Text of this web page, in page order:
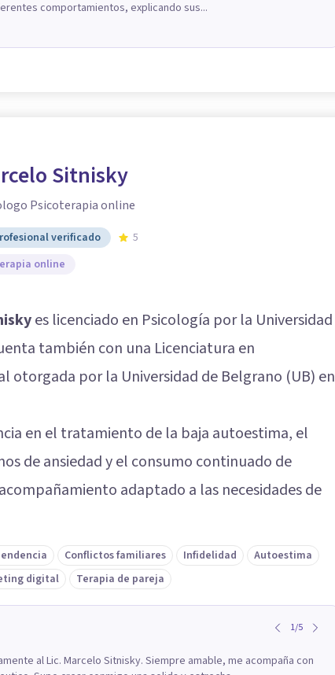
comportamientos, explicando sus...
Sitnisky
Psicoterapia online
verificado
5
online
es licenciado en Psicología por la Universidad
también con una Licenciatura en
otorgada por la Universidad de Belgrano (UB) en
en el tratamiento de la baja autoestima, el
de ansiedad y el consumo continuado de
adaptado a las necesidades de
Conflictos familiares Infidelidad
Autoestima
digital Terapia de pareja
1/5
al Lic. Marcelo Sitnisky. Siempre amable, me acompaña con